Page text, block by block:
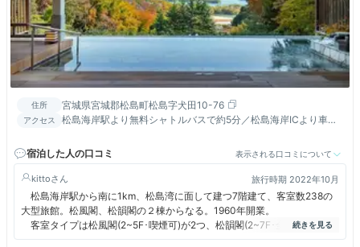
住所 宮城県宮城郡松島町松島字犬田10-76
アクセス
松島海岸駅より無料シャトルバスで約5分／松島海岸ICより車で
宿泊した人の口コミ
表示される口コミについて
kitto 旅行時期 2022年10月
松島海岸駅から南に1km、松島湾に面して建つ7階建て、客室数238の
大型旅館。松風閣、松韻閣の２棟からなる。1960年開業。
客室タイプは松風閣(2~5F･喫煙可)が2つ、松韻閣(2~7F･全室禁煙)が4
つの計6種類。松風閣は全室海側、松韻閣は海側と山側があり、海側の方